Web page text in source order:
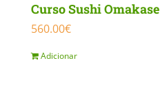
Curso Sushi Omakase
560.00€
Adicionar